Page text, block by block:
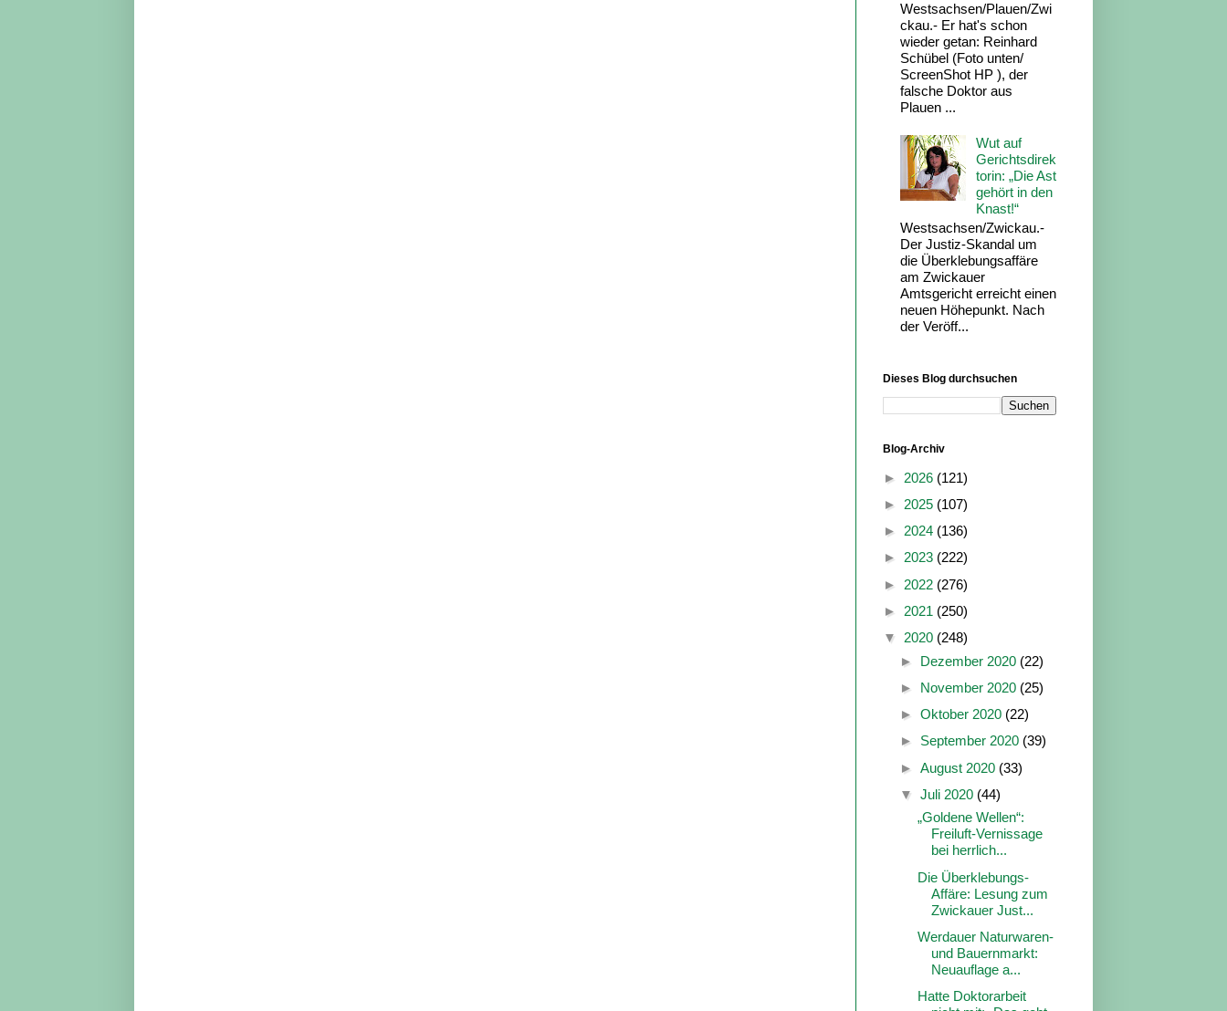
Westsachsen/Plauen/Zwi
ckau.- Er hat's schon
wieder getan: Reinhard
Schübel (Foto unten/
ScreenShot HP ), der
falsche Doktor aus
Plauen ...
Wut auf
Gerichtsdirek
torin: „Die Ast
gehört in den
Knast!“
Westsachsen/Zwickau.-
Der Justiz-Skandal um
die Überklebungsaffäre
am Zwickauer
Amtsgericht erreicht einen
neuen Höhepunkt. Nach
der Veröff...
Dieses Blog durchsuchen
Blog-Archiv
► 2026 (121)
► 2025 (107)
► 2024 (136)
► 2023 (222)
► 2022 (276)
► 2021 (250)
▼ 2020 (248)
► Dezember 2020 (22)
► November 2020 (25)
► Oktober 2020 (22)
► September 2020 (39)
► August 2020 (33)
▼ Juli 2020 (44)
„Goldene Wellen“:
Freiluft-Vernissage
bei herrlich...
Die Überklebungs-
Affäre: Lesung zum
Zwickauer Just...
Werdauer Naturwaren-
und Bauernmarkt:
Neuauflage a...
Hatte Doktorarbeit